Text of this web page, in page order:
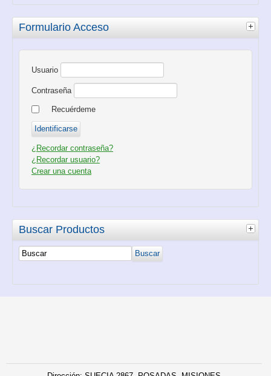
Formulario Acceso
Usuario
Contraseña
Recuérdeme
¿Recordar contraseña?
¿Recordar usuario?
Crear una cuenta
Buscar Productos